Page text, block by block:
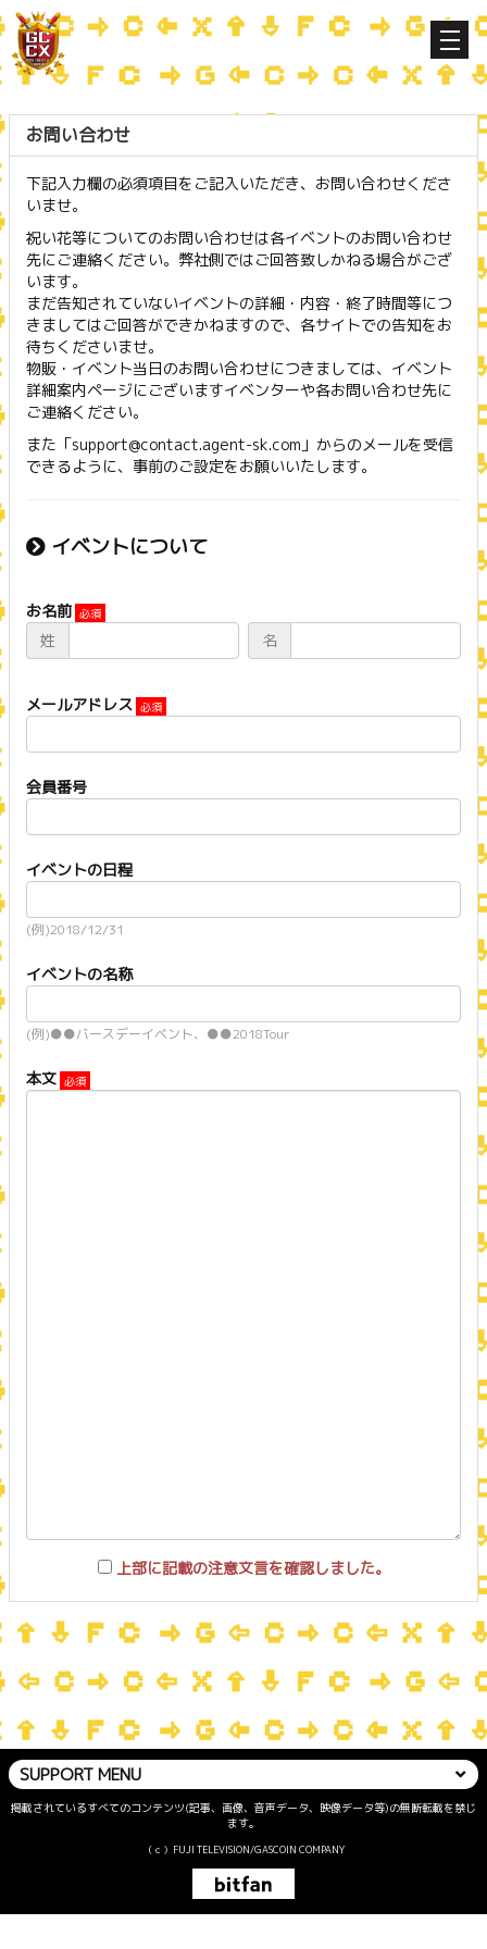
お問い合わせ
下記入力欄の必須項目をご記入いただき、お問い合わせくださ
いませ。
祝い花等についてのお問い合わせは各イベントのお問い合わせ
先にご連絡ください。弊社側ではご回答致しかねる場合がござ
います。
まだ告知されていないイベントの詳細・内容・終了時間等につ
きましてはご回答ができかねますので、各サイトでの告知をお
待ちくださいませ。
物販・イベント当日のお問い合わせにつきましては、イベント
詳細案内ページにございますイベンターや各お問い合わせ先に
ご連絡ください。
また「support@contact.agent-sk.com」からのメールを受信
できるように、事前のご設定をお願いいたします。
イベントについて
お名前
姓
名
メールアドレス
会員番号
イベントの日程
(例)2018/12/31
イベントの名称
(例)●●バースデーイベント、●●2018Tour
本文
上部に記載の注意文言を確認しました。
SUPPORT MENU
掲載されているすべてのコンテンツ(記事、画像、音声データ、映像データ等)の無断転載を禁じ
ます。
（ｃ）FUJI TELEVISION/GASCOIN COMPANY